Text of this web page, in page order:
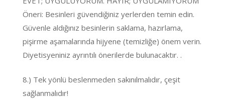
Öneri: Besinleri güvendiğiniz yerlerden temin edin.
Güvenle aldığınız besinlerin saklama, hazırlama,
pişirme aşamalarında hijyene (temizliğe) önem verin.
Diyetisyeniniz ayrıntılı önerilerde bulunacaktır. .
8.) Tek yönlü beslenmeden sakınılmalıdır, çeşit
sağlanmalıdır!